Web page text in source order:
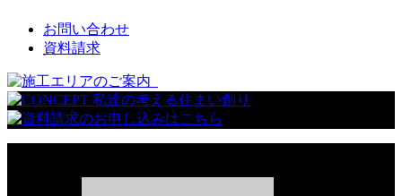
お問い合わせ
資料請求